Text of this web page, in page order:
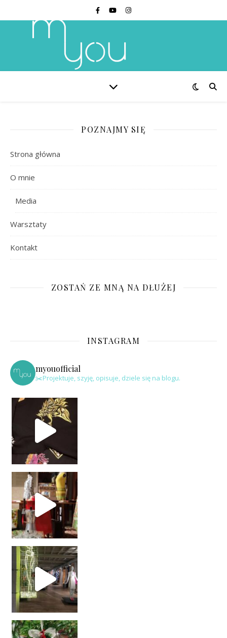
POZNAJMY SIĘ
Strona główna
O mnie
Media
Warsztaty
Kontakt
ZOSTAŃ ZE MNĄ NA DŁUŻEJ
INSTAGRAM
myouofficial
✂️Projektuje, szyję, opisuje, dziele się na blogu.